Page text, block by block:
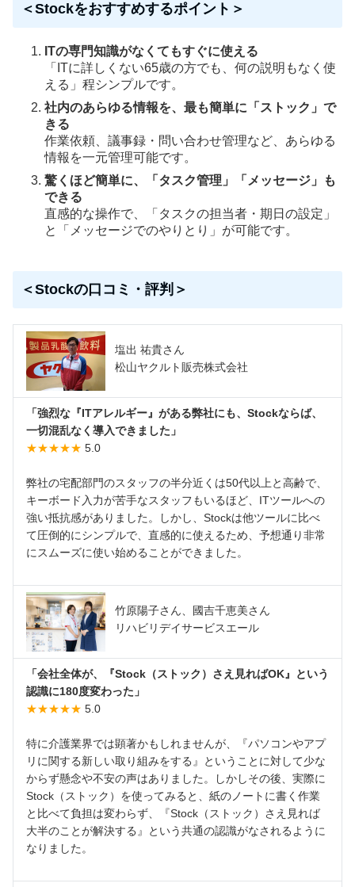
＜Stockをおすすめするポイント＞
ITの専門知識がなくてもすぐに使える
「ITに詳しくない65歳の方でも、何の説明もなく使
える」程シンプルです。
社内のあらゆる情報を、最も簡単に「ストック」で
きる
作業依頼、議事録・問い合わせ管理など、あらゆる
情報を一元管理可能です。
驚くほど簡単に、「タスク管理」「メッセージ」も
できる
直感的な操作で、「タスクの担当者・期日の設定」
と「メッセージでのやりとり」が可能です。
＜Stockの口コミ・評判＞
塩出 祐貴さん
松山ヤクルト販売株式会社
「強烈な『ITアレルギー』がある弊社にも、Stockならば、
一切混乱なく導入できました」
★★★★★ 5.0
弊社の宅配部門のスタッフの半分近くは50代以上と高齢で、
キーボード入力が苦手なスタッフもいるほど、ITツールへの
強い抵抗感がありました。しかし、Stockは他ツールに比べ
て圧倒的にシンプルで、直感的に使えるため、予想通り非常
にスムーズに使い始めることができました。
竹原陽子さん、國吉千恵美さん
リハビリデイサービスエール
「会社全体が、『Stock（ストック）さえ見ればOK』という
認識に180度変わった」
★★★★★ 5.0
特に介護業界では顕著かもしれませんが、『パソコンやアプ
リに関する新しい取り組みをする』ということに対して少な
からず懸念や不安の声はありました。しかしその後、実際に
Stock（ストック）を使ってみると、紙のノートに書く作業
と比べて負担は変わらず、『Stock（ストック）さえ見れば
大半のことが解決する』という共通の認識がなされるように
なりました。